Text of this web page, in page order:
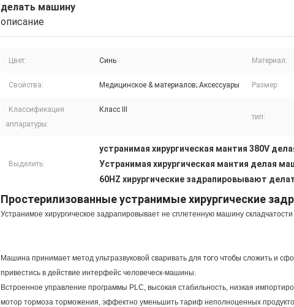
делать машину
описание
Цвет: Синь Материал:
Свойства: Медицинское & материалов; Аксессуары Размер:
Классификация
аппаратуры:
Класс III
тип:
Выделить:
устранимая хирургическая мантия 380V
Устранимая хирургическая мантия делая
60HZ хирургические задрапировывают
Простерилизованные устранимые хирургические
Устранимое хирургическое задрапировывает не сплетенную машину
Машина принимает метод ультразвуковой сваривать для того чтобы сложить и
привестись в действие интерфейс человеческ-машины.
Встроенное управление программы PLC, высокая стабильность, низкая
мотор тормоза торможения, эффектно уменьшить тариф неполноценных